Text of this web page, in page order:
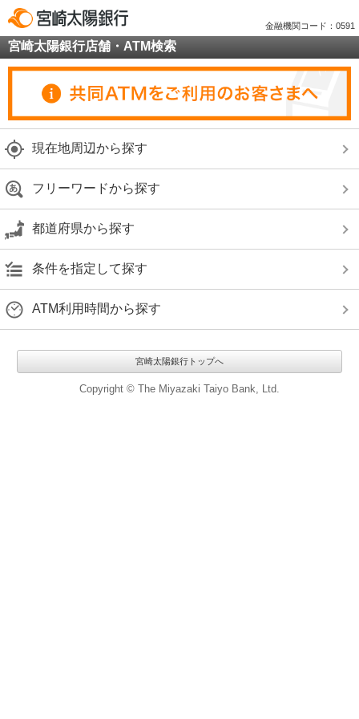
金融機関コード：0591
宮崎太陽銀行店舗・ATM検索
現在地周辺から探す
フリーワードから探す
都道府県から探す
条件を指定して探す
ATM利用時間から探す
宮崎太陽銀行トップへ
Copyright © The Miyazaki Taiyo Bank, Ltd.